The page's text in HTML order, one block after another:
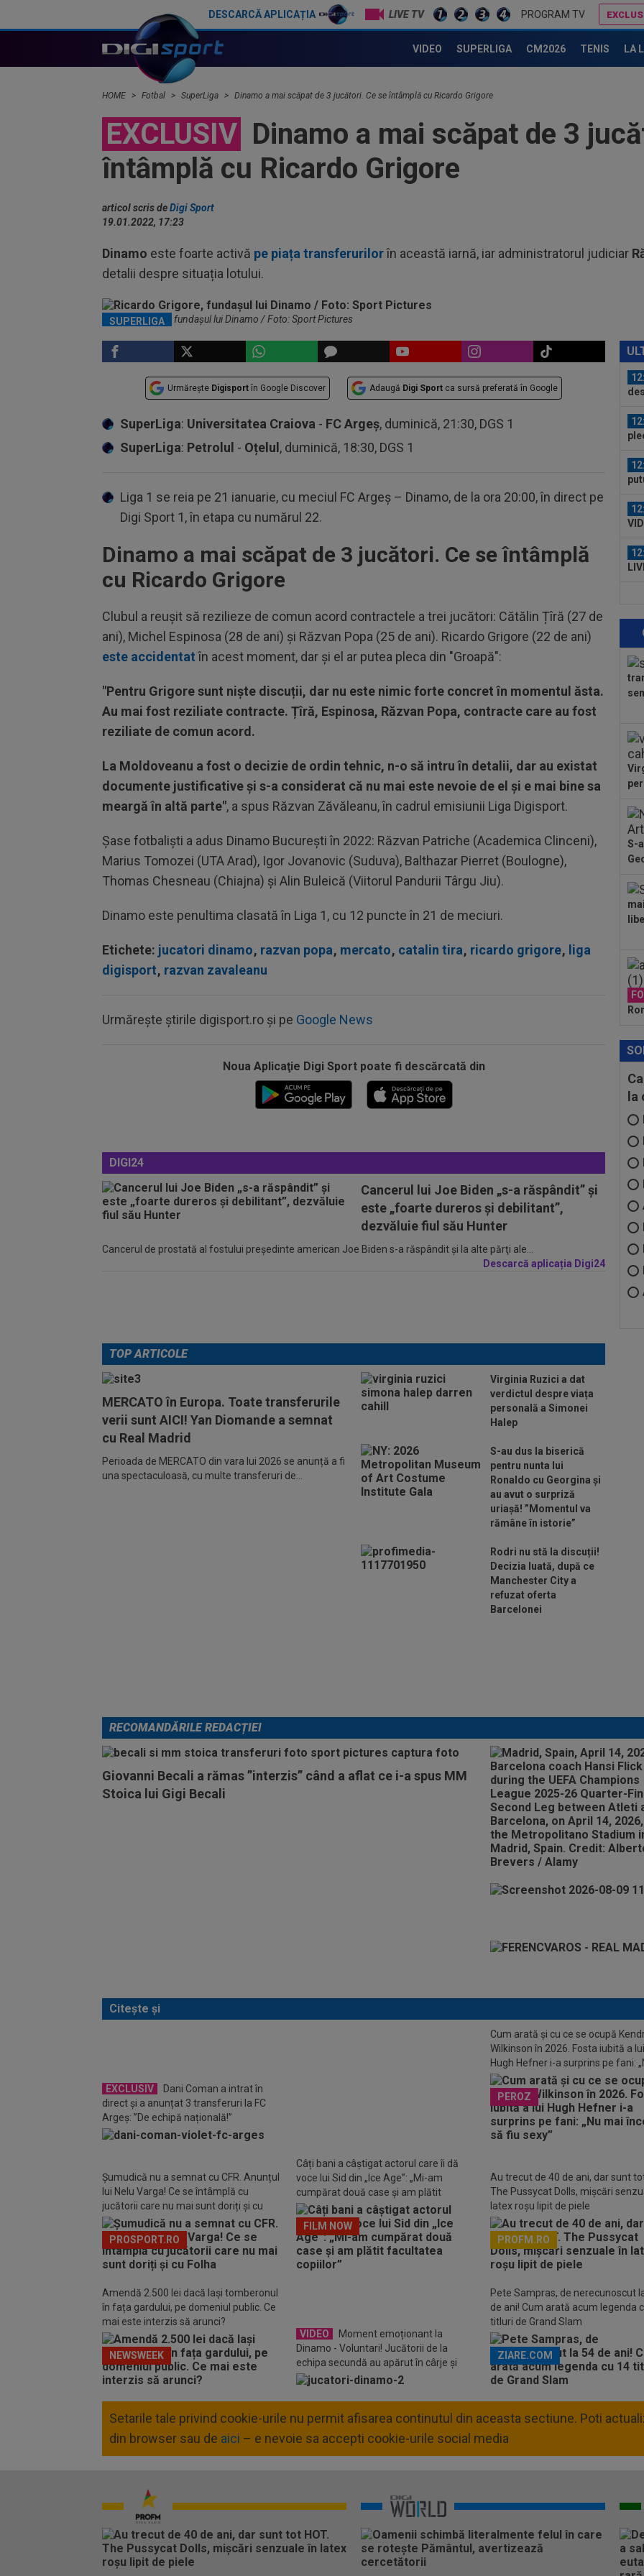
DESCARCĂ APLICAȚIA LIVE TV PROGRAM TV
VIDEO SUPERLIGA CM2026 TENIS LA
HOME Fotbal SuperLiga Dinamo a mai scăpat de 3 jucători. Ce se întâmplă cu Ricardo Grigore
EXCLUSIV Dinamo a mai scăpat de 3
întâmplă cu Ricardo Grigore
articol scris deDigi Sport
19.01.2022, 17:23
Dinamo este foarte activă pe piața transferurilorîn această iarnă, iar administratorul judiciar
detalii despre situația lotului.
SUPERLIGA
Ricardo Grigore, fundașul lui Dinamo / Foto: Sport Pictures
Urmărește Digisport în Google Discover Adaugă Digi Sport ca sursă preferată în Google
SuperLiga: Universitatea Craiova - FC Argeș, duminică, 21:30, DGS 1
SuperLiga: Petrolul - Oțelul , duminică, 18:30, DGS 1
Liga 1 se reia pe 21 ianuarie, cu meciul FC Argeș – Dinamo, de la ora 20:00, în direct pe
Digi Sport 1, în etapa cu numărul 22.
Dinamo a mai scăpat de 3 jucători. Ce se întâmplă
cu Ricardo Grigore
Clubul a reușit să rezilieze de comun acord contractele a trei jucători: Cătălin Țîră (27 de
ani), Michel Espinosa (28 de ani) și Răzvan Popa (25 de ani). Ricardo Grigore (22 de ani)
este accidentatîn acest moment, dar și el ar putea pleca din "Groapă":
"Pentru Grigore sunt niște discuții, dar nu este nimic forte concret în momentul ăsta.
Au mai fost reziliate contracte. Țîră, Espinosa, Răzvan Popa, contracte care au fost
reziliate de comun acord.
La Moldoveanu a fost o decizie de ordin tehnic, n-o să intru în detalii, dar au existat
documente justificative și s-a considerat că nu mai este nevoie de el și e mai bine sa
meargă în altă parte", a spus Răzvan Zăvăleanu, în cadrul emisiunii Liga Digisport.
Șase fotbaliști a adus Dinamo București în 2022: Răzvan Patriche (Academica Clinceni),
Marius Tomozei (UTA Arad), Igor Jovanovic (Suduva), Balthazar Pierret (Boulogne),
Thomas Chesneau (Chiajna) și Alin Buleică (Viitorul Pandurii Târgu Jiu).
Dinamo este penultima clasată în Liga 1, cu 12 puncte în 21 de meciuri.
Etichete: jucatori dinamo, razvan popa, mercato, catalin tira, ricardo grigore, liga
digisport, razvan zavaleanu
Urmărește știrile digisport.ro și pe Google News
Noua Aplicaţie Digi Sport poate fi descărcată din
DIGI24
Cancerul lui Joe Biden „s-a răspândit” şi
este „foarte dureros și debilitant”,
dezvăluie fiul său Hunter
Cancerul de prostată al fostului preşedinte american Joe Biden s-a răspândit şi la alte părţi ale...
Descarcă aplicația Digi24
la...
în
S-
TOP ARTICOLE
MERCATO în Europa. Toate transferurile
verii sunt AICI! Yan Diomande a semnat
cu Real Madrid
Perioada de MERCATO din vara lui 2026 se anunță a fi
una spectaculoasă, cu multe transferuri de...
Virginia Ruzici a dat
verdictul despre viața
personală a Simonei
Halep
S-au dus la biserică
pentru nunta lui
Ronaldo cu Georgina și
au avut o surpriză
uriașă! ”Momentul va
rămâne în istorie”
Rodri nu stă la discuții!
Decizia luată, după ce
Manchester City a
refuzat oferta
Barcelonei
RECOMANDĂRILE REDACȚIEI
Giovanni Becali a rămas ”interzis” când a aflat ce i-a spus MM
Stoica lui Gigi Becali
Citește și
EXCLUSIV
Dani Coman a intrat în
direct și a anunțat 3 transferuri la FC
Argeș: ”De echipă națională!”
Cum arată și cu ce se ocupă
Wilkinson în 2026. Fosta iubită a lui
Hugh Hefner i-a surprins pe fani:
mai încerc să fiu sexy”
PEROZ
Șumudică nu a semnat cu CFR. Anunțul
lui Nelu Varga! Ce se întâmplă cu
jucătorii care nu mai sunt doriți și cu
Folha
PROSPORT.RO
Câți bani a câștigat actorul care îi dă
voce lui Sid din „Ice Age”: „Mi-am
cumpărat două case și am plătit
facultatea copiilor”
FILM NOW
Au trecut de 40 de ani, dar sunt
The Pussycat Dolls, mișcări
latex roșu lipit de piele
PROFM.RO
Amendă 2.500 lei dacă lași tomberonul
în fața gardului, pe domeniul public. Ce
mai este interzis să arunci?
NEWSWEEK
VIDEO
Moment emoționant la
Dinamo - Voluntari! Jucătorii de la
echipa secundă au apărut în cârje și
scaune cu rotile
Pete Sampras, de nerecunoscut
de ani! Cum arată acum legenda
titluri de Grand Slam
ZIARE.COM
Setarile tale privind cookie-urile nu permit afisarea continutul din aceasta sectiune. Poti
din browser sau de aici – e nevoie sa accepti cookie-urile social media